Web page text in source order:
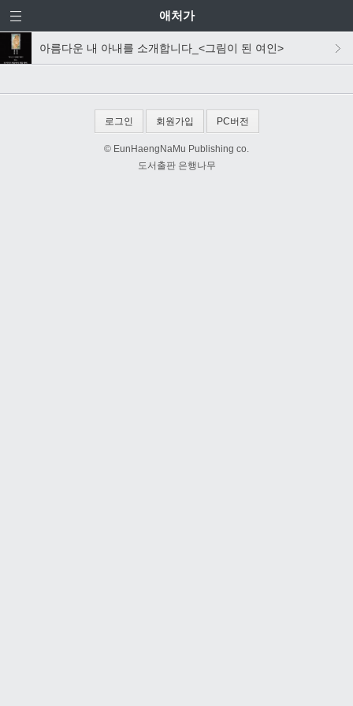
애처가
아름다운 내 아내를 소개합니다_<그림이 된 여인>
로그인 회원가입 PC버전
© EunHaengNaMu Publishing co.
도서출판 은행나무